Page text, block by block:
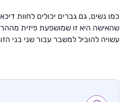
כמו נשים, גם גברים יכולים לחוות
שהאישה היא זו שמושפעת פיזית
עשויה להוביל למשבר עבור שני בני